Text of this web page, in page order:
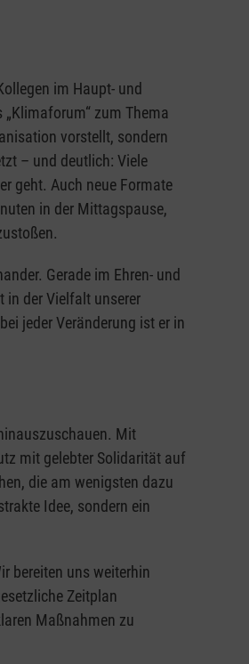
im Haupt- und
zum Thema
vorstellt, sondern
– und deutlich: Viele
geht. Auch neue Formate
in der Mittagspause,
Gerade im Ehren- und
in der Vielfalt unserer
jeder Veränderung ist er in
Mit
mit gelebter Solidarität auf
die am wenigsten dazu
Idee, sondern ein
bereiten uns weiterhin
Zeitplan
Maßnahmen zu